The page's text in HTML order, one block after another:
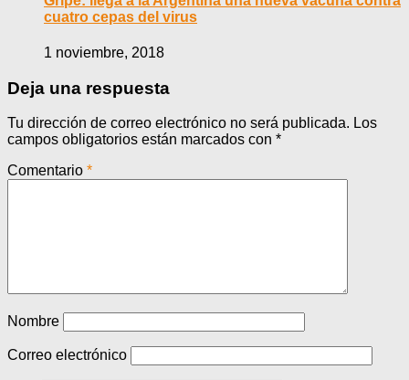
cuatro cepas del virus
1 noviembre, 2018
Deja una respuesta
Tu dirección de correo electrónico no será publicada. Los
campos obligatorios están marcados con *
Comentario *
Nombre
Correo electrónico